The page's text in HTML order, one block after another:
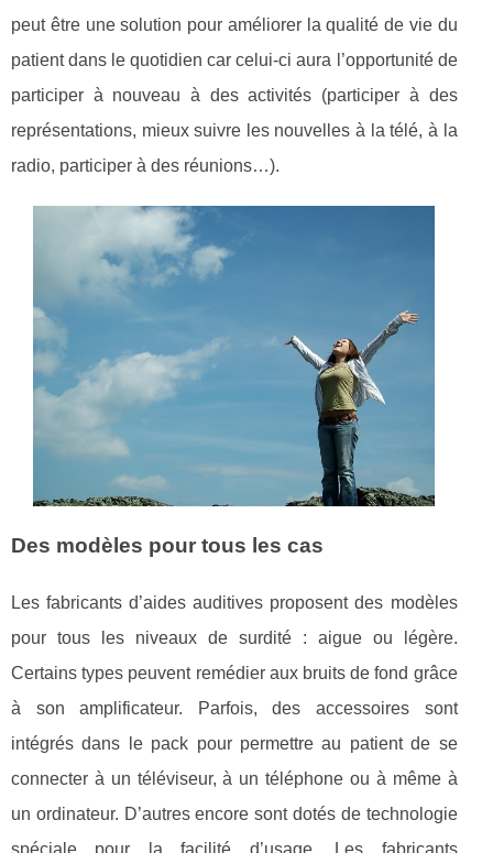
peut être une solution pour améliorer la qualité de vie du
patient dans le quotidien car celui-ci aura l’opportunité de
participer à nouveau à des activités (participer à des
représentations, mieux suivre les nouvelles à la télé, à la
radio, participer à des réunions…).
Des modèles pour tous les cas
Les fabricants d’aides auditives proposent des modèles
pour tous les niveaux de surdité : aigue ou légère.
Certains types peuvent remédier aux bruits de fond grâce
à son amplificateur. Parfois, des accessoires sont
intégrés dans le pack pour permettre au patient de se
connecter à un téléviseur, à un téléphone ou à même à
un ordinateur. D’autres encore sont dotés de technologie